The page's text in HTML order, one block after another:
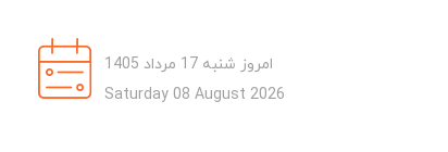
امروز شنبه 17 مرداد 1405
Saturday 08 August 2026